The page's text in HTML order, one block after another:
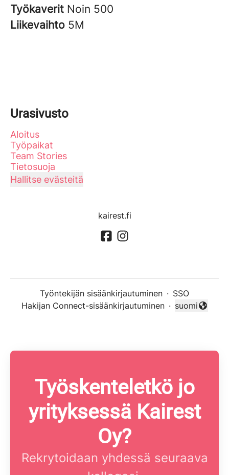
Työkaverit Noin 500
Liikevaihto 5M
Urasivusto
Aloitus
Työpaikat
Team Stories
Tietosuoja
Hallitse evästeitä
kairest.fi
Työntekijän sisäänkirjautuminen · SSO
Hakijan Connect-sisäänkirjautuminen ·
Vaihda kieli
suomi
Työskenteletkö jo
yrityksessä Kairest
Oy?
Rekrytoidaan yhdessä seuraava